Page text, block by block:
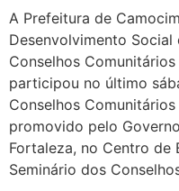
A Prefeitura de
Desenvolvimento
Conselhos
participou no último
Conselhos
promovido pelo
Fortaleza, no Centro de
Seminário dos